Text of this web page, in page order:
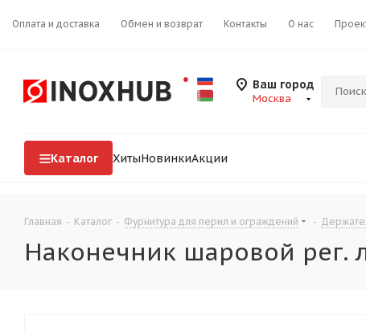
Оплата и доставка Обмен и возврат Контакты О нас
Ваш город
Москва
Каталог ХитыНовинкиАкции
Главная - Каталог - Фурнитура для перил и ограждений -
Наконечник шаровой рег.